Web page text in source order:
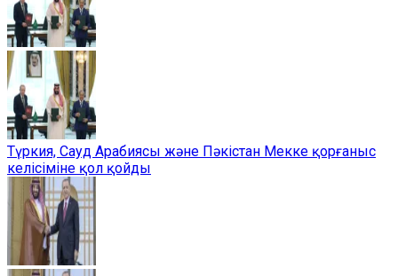
Түркия, Сауд Арабиясы және Пәкістан Мекке қорғаныс
келісіміне қол қойды